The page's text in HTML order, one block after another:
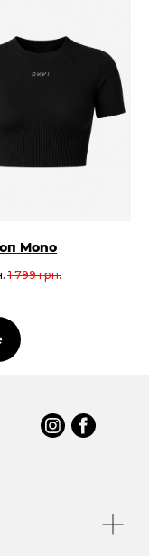
Mono
1 799 грн.